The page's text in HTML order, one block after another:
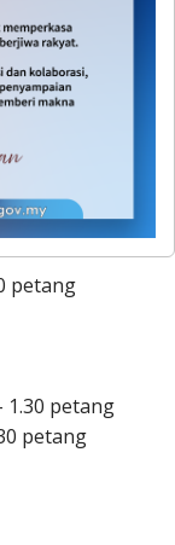
petang
• Isnin -
dan
Kaunter
Keluarga
petang
1.30 petang
petang